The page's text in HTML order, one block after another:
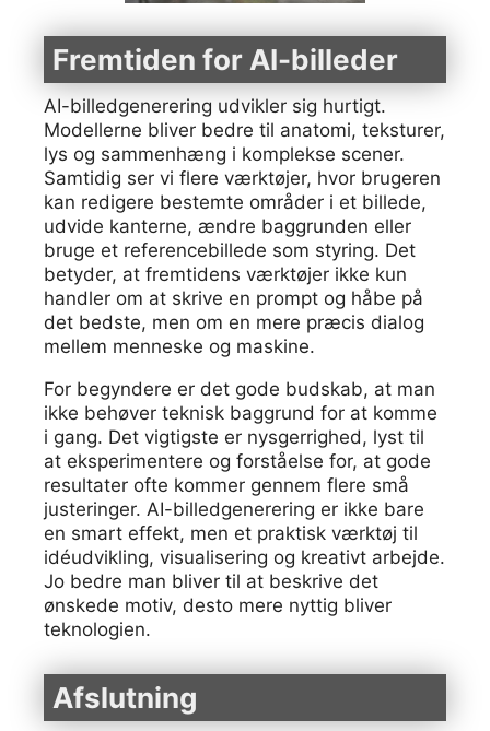
Fremtiden for AI-billeder
AI-billedgenerering udvikler sig hurtigt.
Modellerne bliver bedre til anatomi, teksturer,
lys og sammenhæng i komplekse scener.
Samtidig ser vi flere værktøjer, hvor brugeren
kan redigere bestemte områder i et billede,
udvide kanterne, ændre baggrunden eller
bruge et referencebillede som styring. Det
betyder, at fremtidens værktøjer ikke kun
handler om at skrive en prompt og håbe på
det bedste, men om en mere præcis dialog
mellem menneske og maskine.
For begyndere er det gode budskab, at man
ikke behøver teknisk baggrund for at komme
i gang. Det vigtigste er nysgerrighed, lyst til
at eksperimentere og forståelse for, at gode
resultater ofte kommer gennem flere små
justeringer. AI-billedgenerering er ikke bare
en smart effekt, men et praktisk værktøj til
idéudvikling, visualisering og kreativt arbejde.
Jo bedre man bliver til at beskrive det
ønskede motiv, desto mere nyttig bliver
teknologien.
Afslutning